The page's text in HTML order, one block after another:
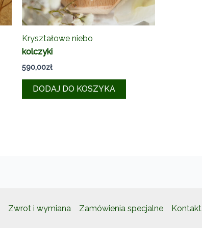
Kryształowe niebo
kolczyki
590,00zł
DODAJ DO KOSZYKA
Zwrot i wymiana Zamówienia specjalne Kontakt